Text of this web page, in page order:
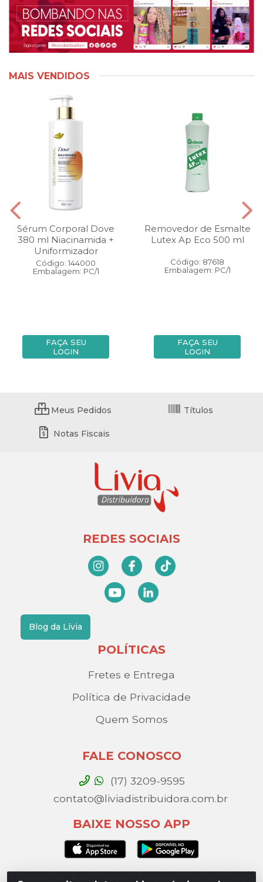
MAIS VENDIDOS
Sérum Corporal Dove
380 ml Niacinamida +
Uniformizador
Código: 144000
Embalagem: PC/1
FAÇA SEU
LOGIN
Removedor de Esmalte
Lutex Ap Eco 500 ml
Código: 87618
Embalagem: PC/1
FAÇA SEU
LOGIN
Meus Pedidos Títulos
Notas Fiscais
REDES SOCIAIS
Blog da Lívia
POLÍTICAS
Fretes e Entrega
Política de Privacidade
Quem Somos
FALE CONOSCO
(17) 3209-9595
contato@liviadistribuidora.com.br
BAIXE NOSSO APP